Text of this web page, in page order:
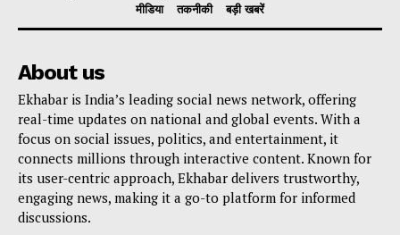
मीडिया
तकनीकी बड़ी खबरें
About us
Ekhabar is India’s leading social news network, offering
real-time updates on national and global events. With a
focus on social issues, politics, and entertainment, it
connects millions through interactive content. Known for
its user-centric approach, Ekhabar delivers trustworthy,
engaging news, making it a go-to platform for informed
discussions.